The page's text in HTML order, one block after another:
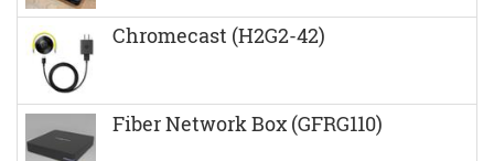
Chromecast (H2G2-42)
Fiber Network Box (GFRG110)